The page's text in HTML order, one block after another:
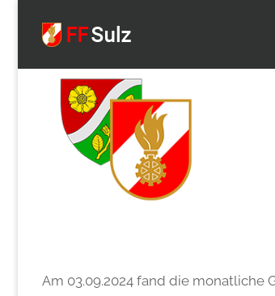
Am 03.09.2024 fand die monatliche